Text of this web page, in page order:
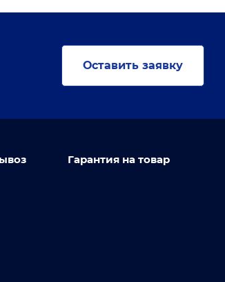
Оставить заявку
Гарантия на товар